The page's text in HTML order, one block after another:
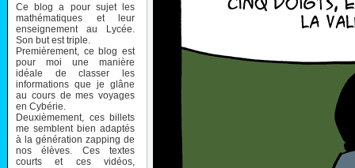
Ce blog a pour sujet les
mathématiques et leur
enseignement au Lycée.
Son but est triple.
Premièrement, ce blog est
pour moi une manière
idéale de classer les
informations que je glâne
au cours de mes voyages
en Cybérie.
Deuxièmement, ces billets
me semblent bien adaptés
à la génération zapping de
nos élèves. Ces textes
courts et ces vidéos,